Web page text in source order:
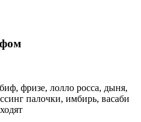
фризе, лолло росса, дыня,
палочки, имбирь, васаби